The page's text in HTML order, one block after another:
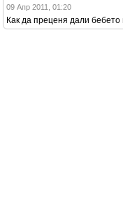
09 Апр 2011, 01:20
Как да преценя дали